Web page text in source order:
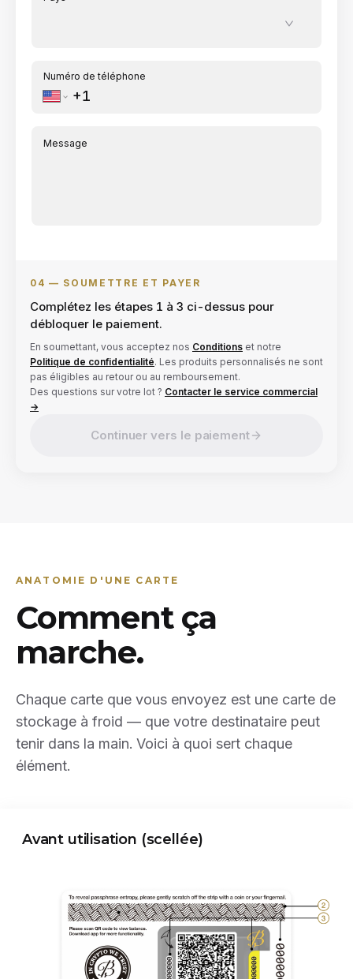
Numéro de téléphone
Message
04 — SOUMETTRE ET PAYER
Complétez les étapes 1 à 3 ci-dessus pour
débloquer le paiement.
En soumettant, vous acceptez nos Conditions et notre
Politique de confidentialité. Les produits personnalisés ne sont
pas éligibles au retour ou au remboursement.
Des questions sur votre lot ? Contacter le service commercial
→
Continuer vers le paiement
ANATOMIE D'UNE CARTE
Comment ça
marche.
Chaque carte que vous envoyez est une carte de
stockage à froid — que votre destinataire peut
tenir dans la main. Voici à quoi sert chaque
élément.
Avant utilisation (scellée)